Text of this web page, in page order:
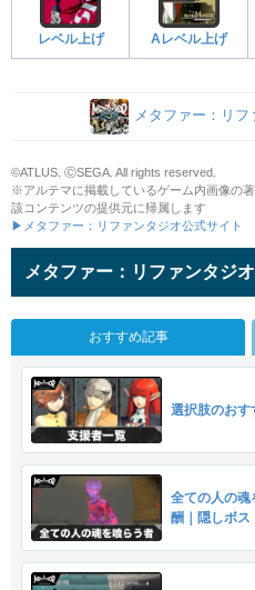
レベル上げ Aレベル上げ
メタファー：リ
©ATLUS. ⒸSEGA. All rights reserved.
※アルテマに掲載しているゲーム内画像の
該コンテンツの提供元に帰属します
▶メタファー：リファンタジオ公式サイト
メタファー：リファンタジ
おすすめ記事
選択肢のおす
全ての人の魂
酬｜隠しボス